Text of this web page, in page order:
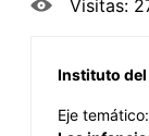
Visitas:
Instituto del
Eje temático: